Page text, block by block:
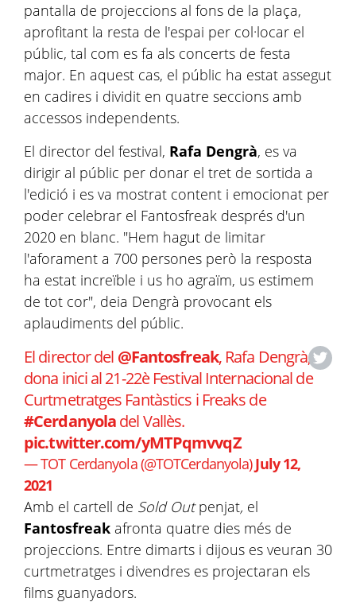
pantalla de projeccions al fons de la plaça,
aprofitant la resta de l'espai per col·locar el
públic, tal com es fa als concerts de festa
major. En aquest cas, el públic ha estat assegut
en cadires i dividit en quatre seccions amb
accessos independents.
El director del festival, Rafa Dengrà, es va
dirigir al públic per donar el tret de sortida a
l'edició i es va mostrat content i emocionat per
poder celebrar el Fantosfreak després d'un
2020 en blanc. "Hem hagut de limitar
l'aforament a 700 persones però la resposta
ha estat increïble i us ho agraïm, us estimem
de tot cor", deia Dengrà provocant els
aplaudiments del públic.
El director del @Fantosfreak, Rafa Dengrà,
dona inici al 21-22è Festival Internacional de
Curtmetratges Fantàstics i Freaks de
#Cerdanyoladel Vallès.
pic.twitter.com/yMTPqmvvqZ
— TOT Cerdanyola (@TOTCerdanyola)July 12,
2021
Amb el cartell de Sold Outpenjat, el
Fantosfreak afronta quatre dies més de
projeccions. Entre dimarts i dijous es veuran 30
curtmetratges i divendres es projectaran els
films guanyadors.